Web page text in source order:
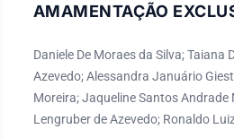
AMAMENTAÇÃO
Daniele De Moraes da Silva; Taiana
Azevedo; Alessandra Januário
Moreira; Jaqueline Santos Andrade
Lengruber de Azevedo; Ronaldo